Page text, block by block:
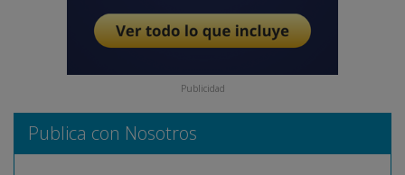
Publicidad
Publica con Nosotros